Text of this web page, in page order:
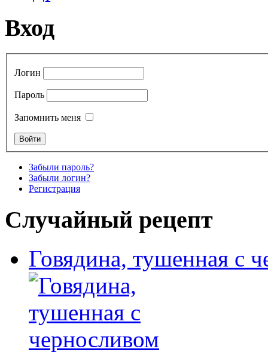
Вход
Логин
Пароль
Запомнить меня
Забыли пароль?
Забыли логин?
Регистрация
Случайный рецепт
Говядина, тушенная с